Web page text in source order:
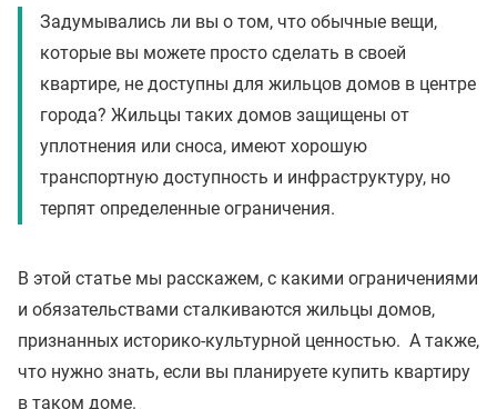
Задумывались ли вы о том, что обычные вещи,
которые вы можете просто сделать в своей
квартире, не доступны для жильцов домов в центре
города? Жильцы таких домов защищены от
уплотнения или сноса, имеют хорошую
транспортную доступность и инфраструктуру, но
терпят определенные ограничения.
В этой статье мы расскажем, с какими ограничениями
и обязательствами сталкиваются жильцы домов,
признанных историко-культурной ценностью. А также,
что нужно знать, если вы планируете купить квартиру
в таком доме.